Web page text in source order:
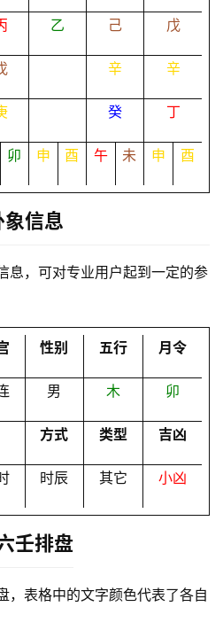
注册
乙 己 戊
辛 辛
癸 丁
卯 申 酉 午 未 申 酉
象信息
息，可对专业用户起到一定的参
性别 五行 月令
男 木 卯
方式 类型 吉凶
时辰 其它 小凶
壬排盘
，表格中的文字颜色代表了各自